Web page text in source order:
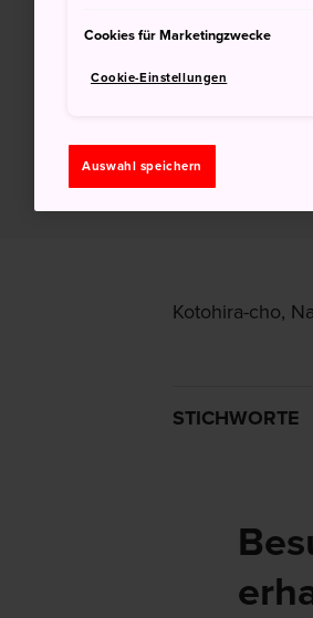
Kotohira-cho,
STICHWORTE
Cookies für Marketingzwecke
Cookie-Einstellungen
Auswahl speichern